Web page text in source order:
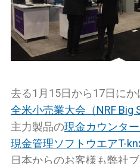
去る1月15日から17日に
全米小売業大会（NRF Big
主力製品の現金カウンタ
現金管理ソフトウエアT-
日本からのお客様も弊社